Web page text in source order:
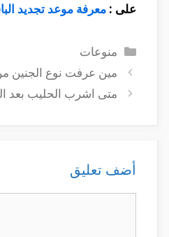
على : معرفة موعد تجديد
التصنيفات
منوعات
مين عرفت نوع الجنين
متى اشرب الحليب بعد
أضف تعليق